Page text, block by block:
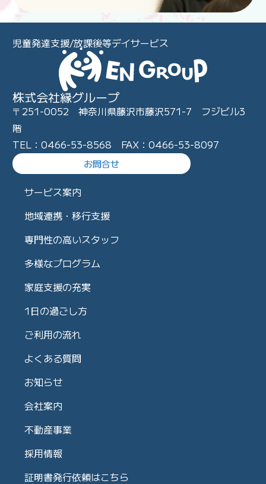
児童発達支援/放課後等デイサービス
株式会社縁グループ
〒251-0052 神奈川県藤沢市藤沢571-7 フジビル3
階
TEL：0466-53-8568 FAX：0466-53-8097
お問合せ
サービス案内
地域連携・移行支援
専門性の高いスタッフ
多様なプログラム
家庭支援の充実
1日の過ごし方
ご利用の流れ
よくある質問
お知らせ
会社案内
不動産事業
採用情報
証明書発行依頼はこちら